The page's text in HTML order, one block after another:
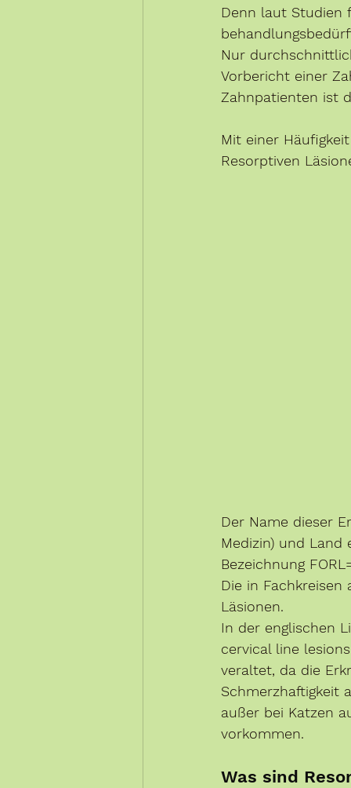
Denn laut Studien
Nur
Vorbericht einer
Zahnpatienten ist
Mit einer
Resorptiven
Der Name dieser
Medizin) und
Bezeichnung
Die in
Läsionen.
In der englischen
cervical line
veraltet, da die
Schmerzhaftigkeit
außer bei Katzen
vorkommen.
Was sind